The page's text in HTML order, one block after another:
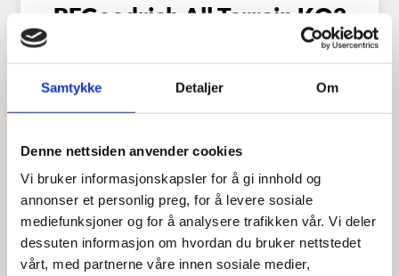
Samtykke Detaljer Om
Denne nettsiden anvender cookies
Vi bruker informasjonskapsler for å gi innhold og
annonser et personlig preg, for å levere sosiale
mediefunksjoner og for å analysere trafikken vår. Vi deler
dessuten informasjon om hvordan du bruker nettstedet
vårt, med partnerne våre innen sosiale medier,
BFGoodrich All Terrain KO2
31×10,50R15 109S RWL
Se flere detaljer